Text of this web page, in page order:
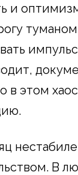
и
в этом
В